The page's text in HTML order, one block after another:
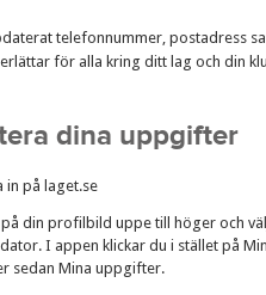
telefonnummer, postadress
för alla kring ditt lag och din
dina uppgifter
in på laget.se
på din profilbild uppe till höger och
I appen klickar du i stället på
sedan Mina uppgifter.